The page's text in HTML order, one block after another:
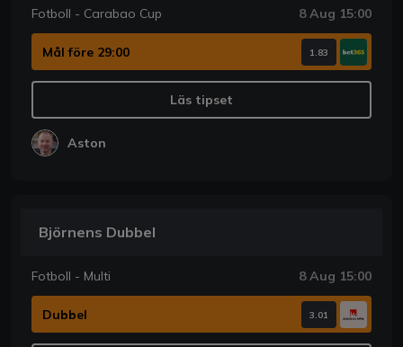
Fotboll - Carabao Cup 8 Aug 15:00
Mål före 29:00 1.83
Läs tipset
Aston
Björnens Dubbel
Fotboll - Multi 8 Aug 15:00
Dubbel 3.01